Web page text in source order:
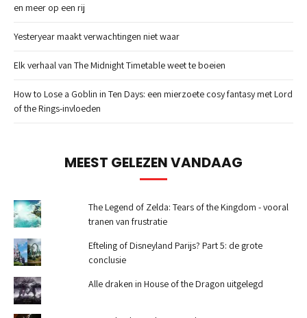
en meer op een rij
Yesteryear maakt verwachtingen niet waar
Elk verhaal van The Midnight Timetable weet te boeien
How to Lose a Goblin in Ten Days: een mierzoete cosy fantasy met Lord
of the Rings-invloeden
MEEST GELEZEN VANDAAG
The Legend of Zelda: Tears of the Kingdom - vooral
tranen van frustratie
Efteling of Disneyland Parijs? Part 5: de grote
conclusie
Alle draken in House of the Dragon uitgelegd